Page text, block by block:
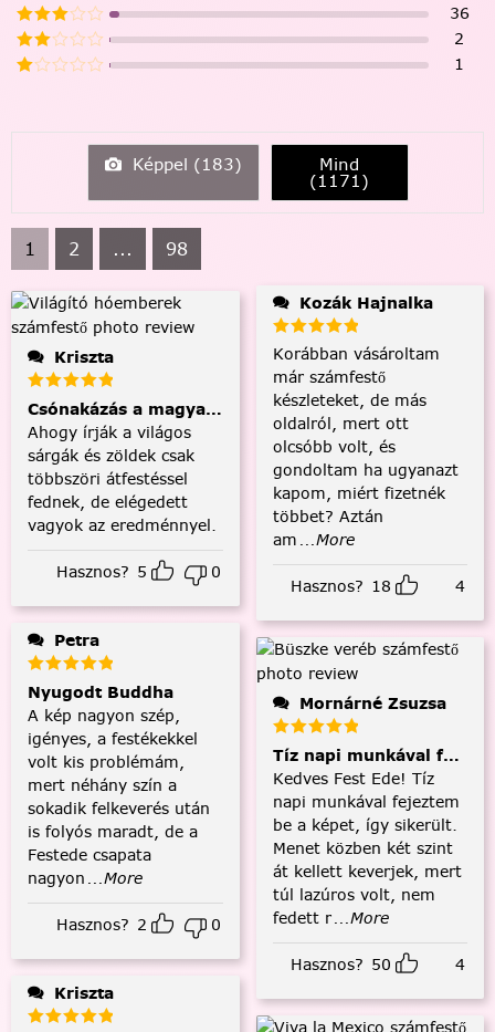
36
2
1
Képpel (183) Mind
(1171)
1 2 ... 98
Kriszta
Csónakázás a magyar tengeren
Ahogy írják a világos
sárgák és zöldek csak
többszöri átfestéssel
fednek, de elégedett
vagyok az eredménnyel.
Hasznos? 5 0
Petra
Nyugodt Buddha
A kép nagyon szép,
igényes, a festékekkel
volt kis problémám,
mert néhány szín a
sokadik felkeverés után
is folyós maradt, de a
Festede csapata
nagyon ...More
Hasznos? 2 0
Kriszta
Kozák Hajnalka
Korábban vásároltam
már számfestő
készleteket, de más
oldalról, mert ott
olcsóbb volt, és
gondoltam ha ugyanazt
kapom, miért fizetnék
többet? Aztán
am ...More
Hasznos? 18 4
Mornárné Zsuzsa
Tíz napi munkával
Kedves Fest Ede! Tíz
napi munkával fejeztem
be a képet, így sikerült.
Menet közben két szint
át kellett keverjek, mert
túl lazúros volt, nem
fedett r...More
Hasznos? 50 4